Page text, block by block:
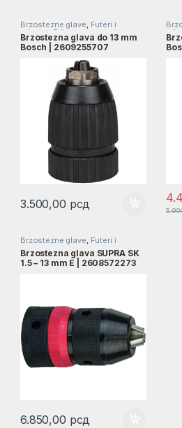
Brzostezne glave, Futeri i
adapter Pribor
Brzostezna glava do 13 mm
Bosch | 2609255707
3.500,00 рсд
Brzostezne glave, Futeri i
adapter
Brzostezna glava SUPRA SK
1.5 – 13 mm E | 2608572273
6.850,00 рсд